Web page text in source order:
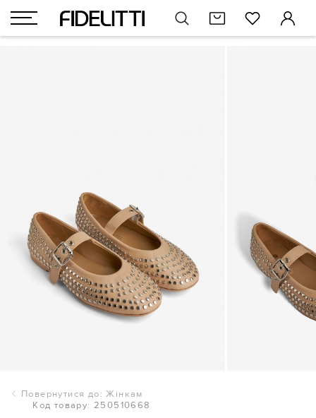
Повернутися до: Жінкам
Код товару: 250510668